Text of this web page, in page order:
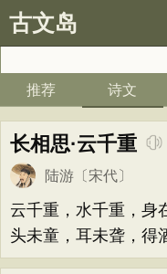
古文岛
推荐 诗文
长相思·云千重
陆游 〔宋代〕
云千重，水千重，身
头未童，耳未聋，得